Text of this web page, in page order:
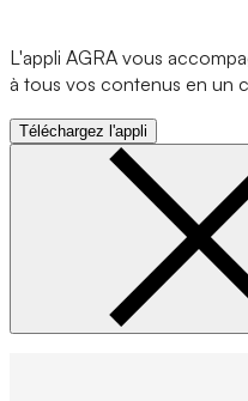
L'appli AGRA vous
à tous vos contenus en un
Téléchargez l'appli